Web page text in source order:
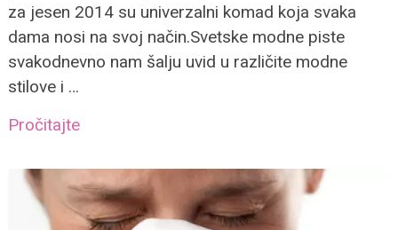
za jesen 2014 su univerzalni komad koja svaka
dama nosi na svoj način.Svetske modne piste
svakodnevno nam šalju uvid u različite modne
stilove i …
Pročitajte